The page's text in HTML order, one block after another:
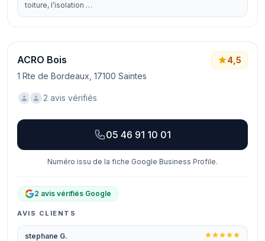
toiture, l’isolation …
ACRO Bois
1 Rte de Bordeaux, 17100 Saintes
4,5
2 avis vérifiés
05 46 91 10 01
Numéro issu de la fiche Google Business Profile.
2 avis vérifiés Google
AVIS CLIENTS
stephane G.